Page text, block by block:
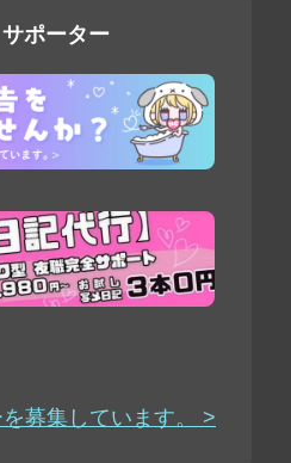
ポーター
募集しています。 >